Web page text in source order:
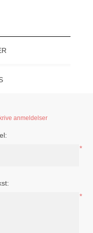
anmeldelser
*
*